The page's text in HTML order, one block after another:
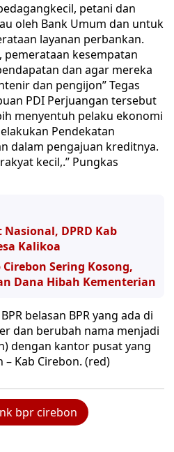
petani dan
oleh Bank Umum dan untuk
layanan perbankan.
pemerataan kesempatan
dan agar mereka
dan pengijon” Tegas
PDI Perjuangan tersebut
menyentuh pelaku ekonomi
Pendekatan
dalam pengajuan kreditnya.
kecil,.” Pungkas
DPRD Kab
Kalikoa
Sering Kosong,
Dana Hibah Kementerian
belasan BPR yang ada di
dan berubah nama menjadi
dengan kantor pusat yang
– Kab Cirebon. (red)
bpr cirebon